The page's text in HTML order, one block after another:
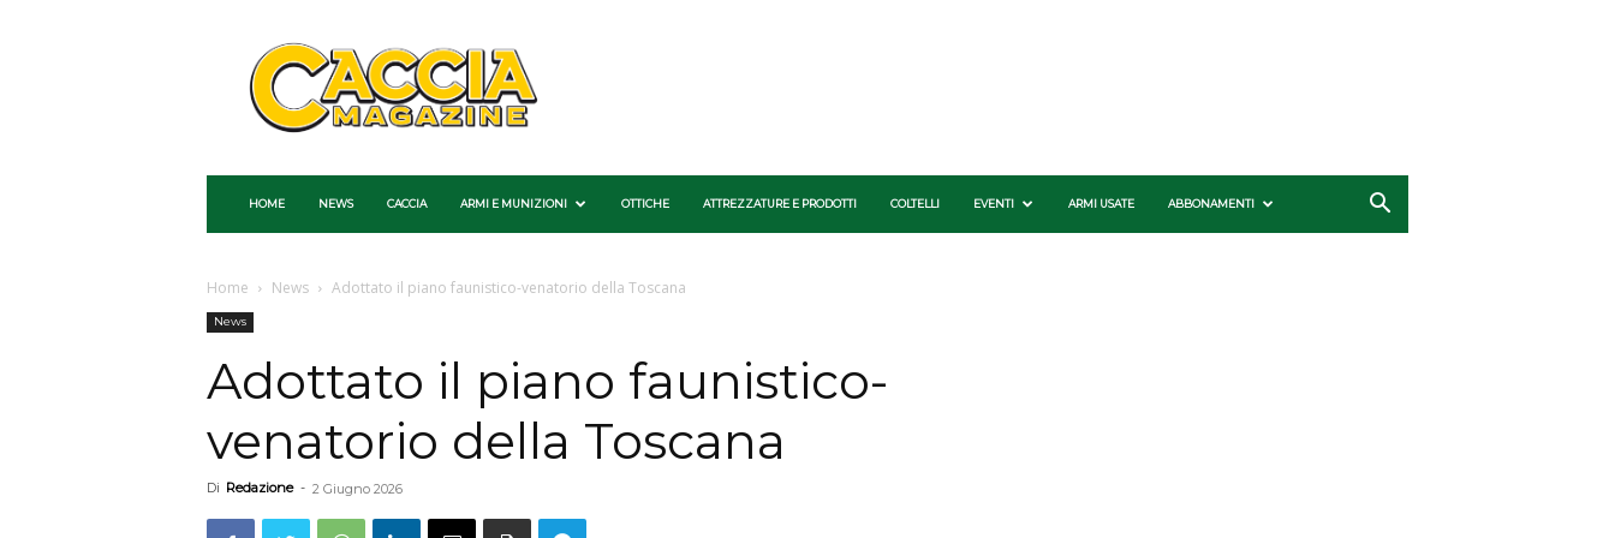
Caccia
Magazine
HOME NEWS CACCIA ARMI E MUNIZIONI OTTICHE ATTREZZATURE E PRODOTTI COLTELLI EVENTI ARMI USATE ABBONAMENTI
Home News Adottato il piano faunistico-venatorio della Toscana
News
Adottato il piano faunistico-
venatorio della Toscana
Di Redazione - 2 Giugno 2026